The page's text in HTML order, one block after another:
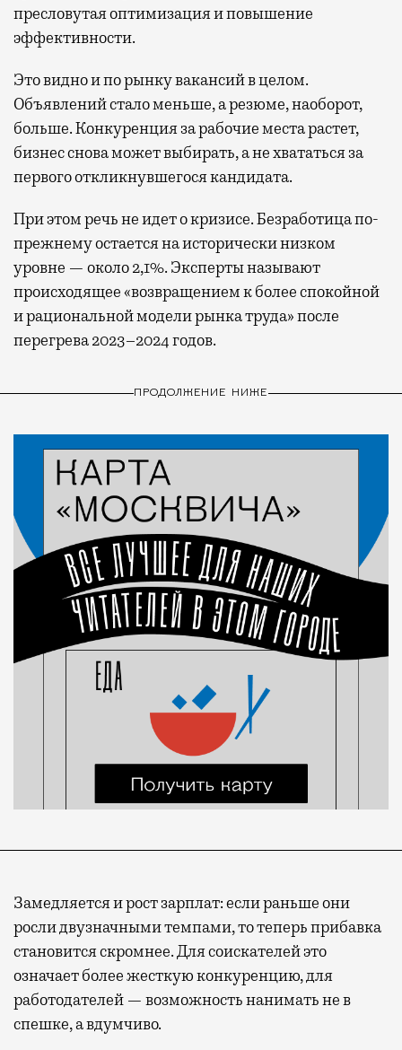
пресловутая оптимизация и повышение
эффективности.
Это видно и по рынку вакансий в целом.
Объявлений стало меньше, а резюме, наоборот,
больше. Конкуренция за рабочие места растет,
бизнес снова может выбирать, а не хвататься за
первого откликнувшегося кандидата.
При этом речь не идет о кризисе. Безработица по-
прежнему остается на исторически низком
уровне — около 2,1%. Эксперты называют
происходящее «возвращением к более спокойной
и рациональной модели рынка труда» после
перегрева 2023–2024 годов.
ПРОДОЛЖЕНИЕ НИЖЕ
Замедляется и рост зарплат: если раньше они
росли двузначными темпами, то теперь прибавка
становится скромнее. Для соискателей это
означает более жесткую конкуренцию, для
работодателей — возможность нанимать не в
спешке, а вдумчиво.